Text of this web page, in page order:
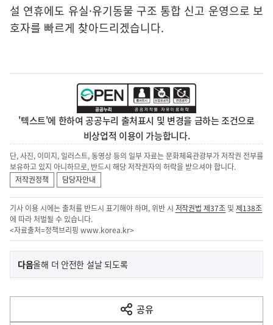
설 연휴에도 유실·유기동물 구조 통합 신고 운영으로 보
호자를 빠르게 찾아드리겠습니다.
'텍스트'에 한하여 공공누리 출처표시 및 변경을 금하는 조건으로
비상업적 이용이 가능합니다.
단, 사진, 이미지, 일러스트, 동영상 등의 일부 자료는 문화체육관광부가 저작권 전부를
보유하고 있지 아니하므로, 반드시 해당 저작권자의 허락을 받으셔야 합니다.
저작권정책
담당자안내
기사 이용 시에는 출처를 반드시 표기해야 하며, 위반 시 저작권법 제37조 및제138조
에 따라 처벌될 수 있습니다.
<자료출처=정책브리핑 www.korea.kr>
이
전
다
음
다음기
올해 더 안전한 설날 되도록
공유
열